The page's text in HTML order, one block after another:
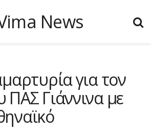
για τον
ΠΑΣ Γιάννινα με